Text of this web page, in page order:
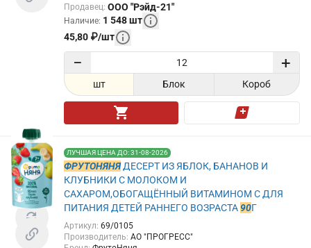
Продавец: ООО "Рэйд-21"
Наличие: 1 548шт
45,80 ₽/шт
− +
шт Блок Короб
ЛУЧШАЯ ЦЕНА ДО: 31-08-2026
ФРУТОНЯНЯДЕСЕРТ ИЗ ЯБЛОК, БАНАНОВ И
КЛУБНИКИ С МОЛОКОМ И
САХАРОМ,ОБОГАЩЁННЫЙ ВИТАМИНОМ С ДЛЯ
ПИТАНИЯ ДЕТЕЙ РАННЕГО ВОЗРАСТА 90Г
Артикул: 69/0105
Производитель: АО "ПРОГРЕСС"